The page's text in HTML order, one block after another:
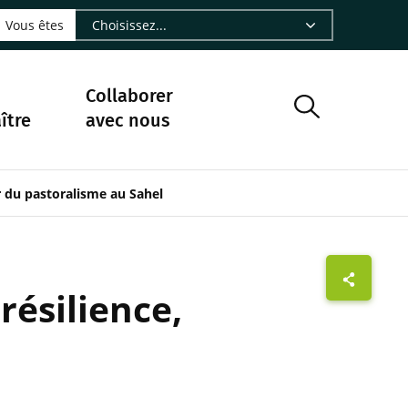
- CIRAD
Facebook - CIRAD
sur Instagram - CIRAD
sur Youtube - CIRAD
suivre sur Bluesky - CIRAD
Nourrir le vivant, le podcast du Cirad - CIRAD
Nous contacter par courriel - CIRAD
la page Flux RSS - CIRAD
Vous êtes
Collaborer
avec nous
du pastoralisme au Sahel